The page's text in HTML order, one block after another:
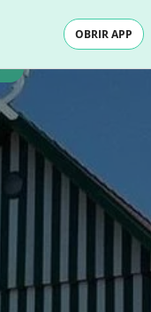
OBRIR APP